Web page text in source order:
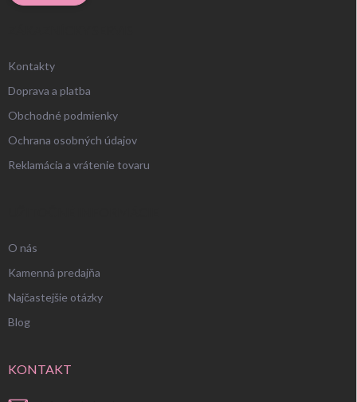
Kontakty
Doprava a platba
Obchodné podmienky
Ochrana osobných údajov
Reklamácia a vrátenie tovaru
O nás
Kamenná predajňa
Najčastejšie otázky
Blog
KONTAKT